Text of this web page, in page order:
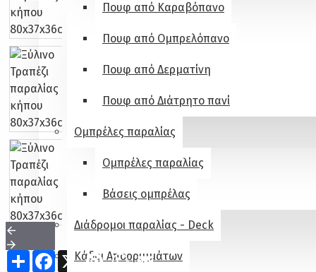
Πουφ από Καραβόπανο
Πουφ από Ομπρελόπανο
Πουφ από Δερματίνη
Πουφ από Διάτρητο πανί
Ομπρέλες παραλίας
Ομπρέλες παραλίας
Βάσεις ομπρέλας
Διάδρομοι παραλίας - Deck
Κάδοι Απορριμμάτων
ShareFacebook
X PinterestWhatsApp
Email